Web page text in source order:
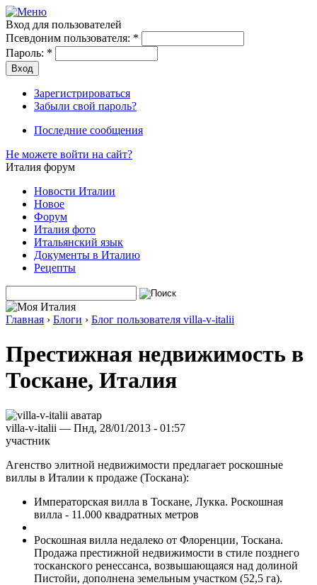
Вход для пользователей
Псевдоним пользователя: *
Пароль: *
Зарегистрироваться
Забыли свой пароль?
Последние сообщения
Не можете войти на сайт?
Италия форум
Новости Италии
Новое
Форум
Италия фото
Итальянский язык
Документы в Италию
Рецепты
Главная › Блоги › Блог пользователя villa-v-italii
Престижная недвижимость в
Тоскане, Италия
villa-v-italii — Пнд, 28/01/2013 - 01:57
участник
Агенство элитной недвижимости предлагает роскошные
виллы в Италии к продаже (Тоскана):
Императорская вилла в Тоскане, Лукка. Роскошная
вилла - 11.000 квадратных метров
Роскошная вилла недалеко от Флоренции, Тоскана.
Продажа престижной недвижимости в стиле позднего
тосканского ренессанса, возвышающаяся над долиной
Пистойи, дополнена земельным участком (52,5 га).